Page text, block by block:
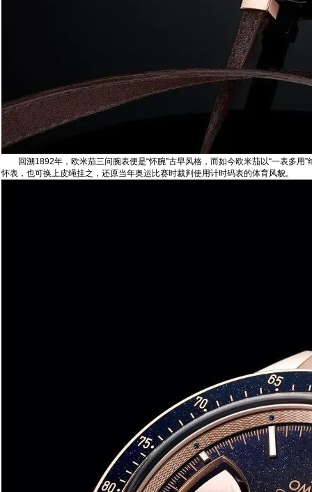
回溯1892年，欧米茄三问腕表便是“怀腕”古早风格，而如今欧米茄以“一表多用
怀表‬，也可‬换上皮绳挂之‬，还原当年奥运比赛时裁判使用计时码表的体育风貌。